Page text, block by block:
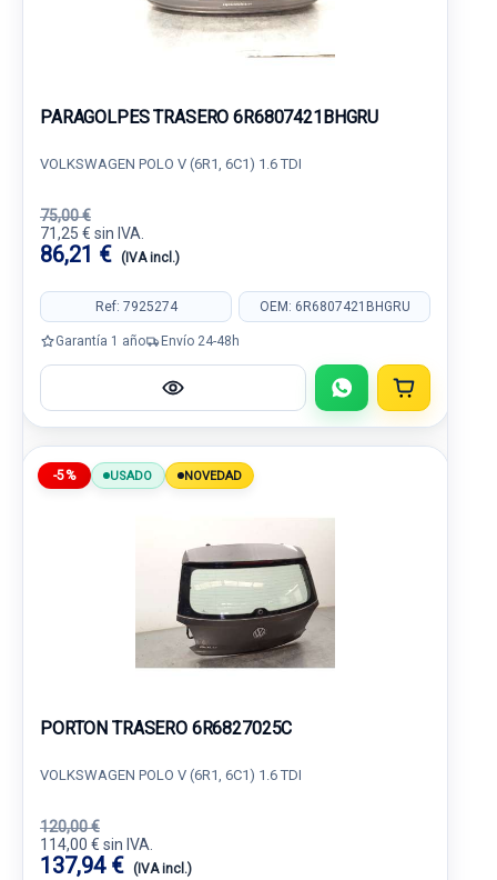
PARAGOLPES TRASERO 6R6807421BHGRU
VOLKSWAGEN POLO V (6R1, 6C1) 1.6 TDI
75,00 €
71,25 € sin IVA.
86,21 € (IVA incl.)
Ref: 7925274 OEM: 6R6807421BHGRU
Garantía 1 año Envío 24-48h
-5% USADO NOVEDAD
PORTON TRASERO 6R6827025C
VOLKSWAGEN POLO V (6R1, 6C1) 1.6 TDI
120,00 €
114,00 € sin IVA.
137,94 € (IVA incl.)